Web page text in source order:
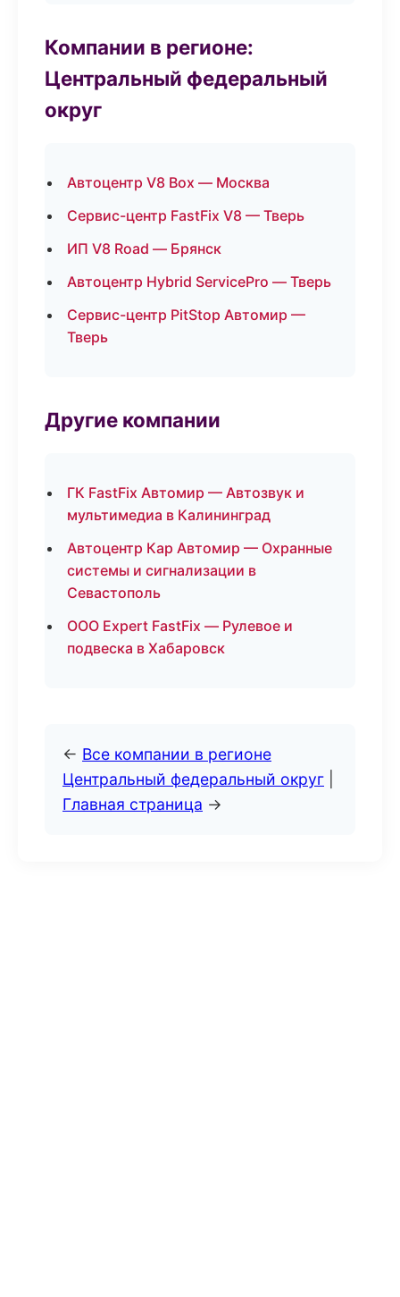
Компании в регионе:
Центральный федеральный
округ
Автоцентр V8 Box — Москва
Сервис-центр FastFix V8 — Тверь
ИП V8 Road — Брянск
Автоцентр Hybrid ServicePro — Тверь
Сервис-центр PitStop Автомир —
Тверь
Другие компании
ГК FastFix Автомир — Автозвук и
мультимедиа в Калининград
Автоцентр Кар Автомир — Охранные
системы и сигнализации в
Севастополь
ООО Expert FastFix — Рулевое и
подвеска в Хабаровск
← Все компании в регионе
Центральный федеральный округ
Главная страница →